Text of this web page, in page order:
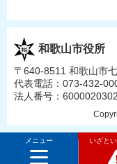
メニュー いざと
和歌山市役所
〒640-8511 和歌山市
代表電話：073-432-
法人番号：